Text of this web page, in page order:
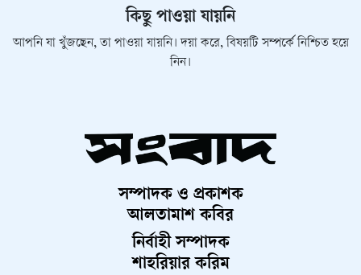
কিছু পাওয়া যায়নি
আপনি যা খুঁজছেন, তা পাওয়া যায়নি। দয়া করে, বিষয়টি সম্পর্কে নিশ্চিত হয়ে
নিন।
সম্পাদক ও প্রকাশক
আলতামাশ কবির
নির্বাহী সম্পাদক
শাহরিয়ার করিম